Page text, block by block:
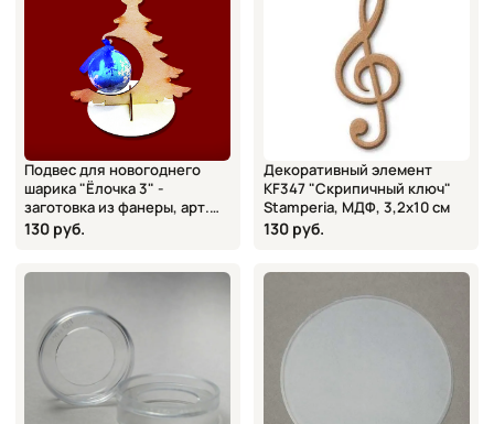
Подвес для новогоднего
шарика "Ёлочка 3" -
заготовка из фанеры, арт.
151924, 207х198х145 мм
130 руб.
Декоративный элемент
KF347 "Скрипичный ключ"
Stamperia, МДФ, 3,2x10 см
130 руб.